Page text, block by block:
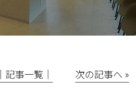
│記事一覧│ 次の記事へ »